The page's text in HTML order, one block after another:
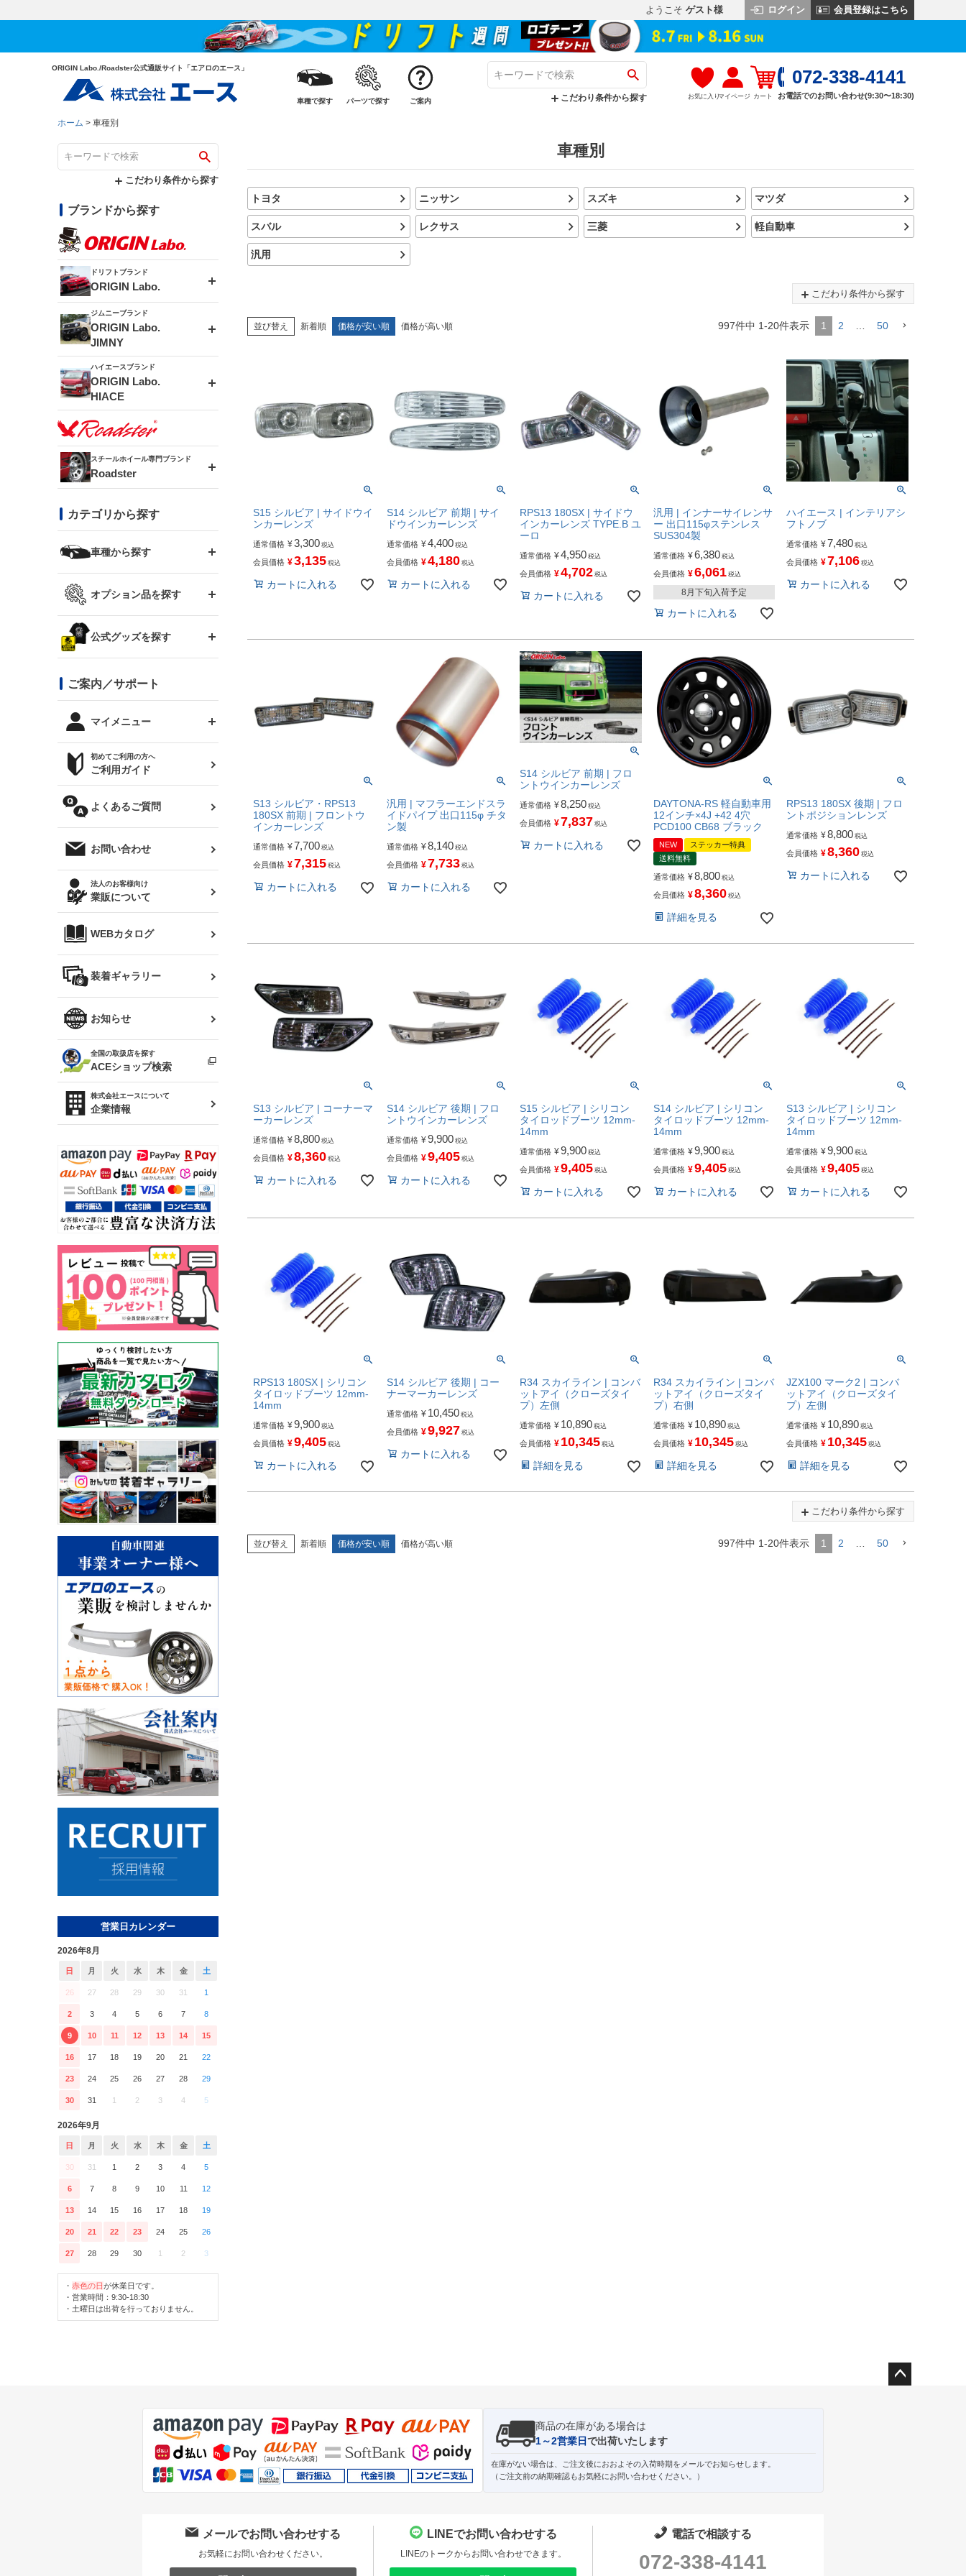
ようこそ ゲスト様 ログイン 会員登録はこちら
ORIGIN Labo./Roadster公式通販サイト「エアロのエース」
車種で探す パーツで探す ご案内 こだわり条件から探す お気に入りマイページ カート
072-338-4141
お電話でのお問い合わせ(9:30〜18:30)
ホーム 車種別
こだわり条件から探す
ブランドから探す
ドリフトブランド
ORIGIN Labo.
エアロシリーズ
ドリフトライン
風神(180SX)
雷神(S15)
龍神(チェイサー)
レーシングライン
アタックライン
ストリームライン
スタイリッシュライン
フロントフェンダー
リアフェンダー
ブラッシュフェンダー
コンバットアイ
GTウイング
リアウイング
ルーフウイング
ボンネット
カナード
外装・補修パーツ
オリジンアーム(足回り)
レンズ
マフラー
ジムニーブランド
ORIGIN Labo.
JIMNY
アルミホイール
MUD-ZEUS
アルミホイール
MUD-SR7
MUD-S7
ボンネット
フェンダー
サイドパーツ
リアウイング
リアゲート
メンテナンスパーツ
ハイエースブランド
ORIGIN Labo.
HIACE
エアロシリーズ
LUX MODEL SP
LUX MODEL
RUGGER MODEL
GROUND MODEL
PHANTOM LIP
DTM:exclusive
オーバーフェンダー
リアウイング
スムージングバンパー
ワイパーガード
内装パーツ
スチールホイール専門ブランド
Roadster
DAYTONA-RS
DAYTONA-RS NEO
まつど家 鉄漢
まつど家 鉄心
まつど家 鉄八
カテゴリから探す
車種から探す
トヨタ
JZX110 マークⅡ
ハイエース
レビン
トレノ
マークX
クラウン
クラウンマジェスタ
アリスト
ソアラ
アルテッツァ
プロボックス
RAV4
シルビア S13
シルビア S14 前期
シルビア S15
180SX
ワンビア
Z32 フェアレディZ
R34 スカイライン
スカイライン
（ER34/R33/ECR33/R32）
キャラバン
ローレル
セフィーロ
スズキ
RX-7
スバル
BRZ
レクサス
三菱
デリカ D:5
軽自動車
汎用
オプション品を探す
GTウイング用ラダー
コンバットアイ用ライト
オプションタイヤ
サマータイヤ
ジムニー用タイヤ
ハイエース・バン用タイ
ホイールナット
公式グッズを探す
ステッカー
トップス(半袖)
トップス(長袖)
パーカー
オーバーオール(つなぎ)
タオル
帽子
バッグ
ファッション小物
雑貨・ステーショナリー
ベビー用品
ご案内／サポート
マイメニュー
ログインする
お気に入りリスト
クーポンを見る
閲覧履歴
ニュースレターお申し込み
初めてご利用の方へ
ご利用ガイド
よくあるご質問
お問い合わせ
法人のお客様向け
業販について
WEBカタログ
装着ギャラリー
お知らせ
全国の取扱店を探す
ACEショップ検索
株式会社エースについて
企業情報
営業日カレンダー
2026年8月
日 月 火 水 木 金 土
26 27 28 29 30 31 1
2 3 4 5 6 7 8
9 10 11 12 13 14 15
16 17 18 19 20 21 22
23 24 25 26 27 28 29
30 31 1 2 3 4 5
2026年9月
日 月 火 水 木 金 土
30 31 1 2 3 4 5
6 7 8 9 10 11 12
13 14 15 16 17 18 19
20 21 22 23 24 25 26
27 28 29 30 1 2 3
・ 赤色の日が休業日です。
・営業時間：9:30-18:30
・土曜日は出荷を行っておりません。
車種別
トヨタ ニッサン スズキ マツダ
スバル レクサス 三菱 軽自動車
汎用
こだわり条件から探す
並び替え 新着順 価格が安い順 価格が高い順 997件中 1-20件表示 1 2 … 50
S15 シルビア | サイドウイ
ンカーレンズ
通常価格 ¥3,300 税込
会員価格 ¥3,135 税込
カートに入れる
S14 シルビア 前期 | サイ
ドウインカーレンズ
通常価格 ¥4,400 税込
会員価格 ¥4,180 税込
カートに入れる
RPS13 180SX | サイドウ
インカーレンズ TYPE.B ユ
ーロ
通常価格 ¥4,950 税込
会員価格 ¥4,702 税込
カートに入れる
汎用 | インナーサイレンサ
ー 出口115φステンレス
SUS304製
通常価格 ¥6,380 税込
会員価格 ¥6,061 税込
8月下旬入荷予定
カートに入れる
ハイエース | インテリアシ
フトノブ
通常価格 ¥7,480 税込
会員価格 ¥7,106 税込
カートに入れる
S13 シルビア・RPS13
180SX 前期 | フロントウ
インカーレンズ
通常価格 ¥7,700 税込
会員価格 ¥7,315 税込
カートに入れる
汎用 | マフラーエンドスラ
イドパイプ 出口115φ チタ
ン製
通常価格 ¥8,140 税込
会員価格 ¥7,733 税込
カートに入れる
S14 シルビア 前期 | フロ
ントウインカーレンズ
通常価格 ¥8,250 税込
会員価格 ¥7,837 税込
カートに入れる
DAYTONA-RS 軽自動車用
12インチ×4J +42 4穴
PCD100 CB68 ブラック
NEW
ステッカー特典
送料無料
通常価格 ¥8,800 税込
会員価格 ¥8,360 税込
詳細を見る
RPS13 180SX 後期 | フロ
ントポジションレンズ
通常価格 ¥8,800 税込
会員価格 ¥8,360 税込
カートに入れる
S13 シルビア | コーナーマ
ーカーレンズ
通常価格 ¥8,800 税込
会員価格 ¥8,360 税込
カートに入れる
S14 シルビア 後期 | フロ
ントウインカーレンズ
通常価格 ¥9,900 税込
会員価格 ¥9,405 税込
カートに入れる
S15 シルビア | シリコン
タイロッドブーツ 12mm-
14mm
通常価格 ¥9,900 税込
会員価格 ¥9,405 税込
カートに入れる
S14 シルビア | シリコン
タイロッドブーツ 12mm-
14mm
通常価格 ¥9,900 税込
会員価格 ¥9,405 税込
カートに入れる
S13 シルビア | シリコン
タイロッドブーツ 12mm-
14mm
通常価格 ¥9,900 税込
会員価格 ¥9,405 税込
カートに入れる
RPS13 180SX | シリコン
タイロッドブーツ 12mm-
14mm
通常価格 ¥9,900 税込
会員価格 ¥9,405 税込
カートに入れる
S14 シルビア 後期 | コー
ナーマーカーレンズ
通常価格 ¥ 10,450 税込
会員価格 ¥9,927 税込
カートに入れる
R34 スカイライン | コンバ
ットアイ（クローズタイ
プ）左側
通常価格 ¥ 10,890 税込
会員価格 ¥ 10,345 税込
詳細を見る
R34 スカイライン | コンバ
ットアイ（クローズタイ
プ）右側
通常価格 ¥ 10,890 税込
会員価格 ¥ 10,345 税込
詳細を見る
JZX100 マーク2 | コンバ
ットアイ（クローズタイ
プ）左側
通常価格 ¥ 10,890 税込
会員価格 ¥ 10,345 税込
詳細を見る
こだわり条件から探す
並び替え 新着順 価格が安い順 価格が高い順 997件中 1-20件表示 1 2 … 50
商品の在庫がある場合は
1～2営業日で出荷いたします
在庫がない場合は、ご注文後におおよその入荷時期をメールでお知らせします。
（ご注文前の納期確認もお気軽にお問い合わせください。）
メールでお問い合わせする
お気軽にお問い合わせください。
LINEでお問い合わせする
LINEのトークからお問い合わせできます。
電話で相談する
072-338-4141